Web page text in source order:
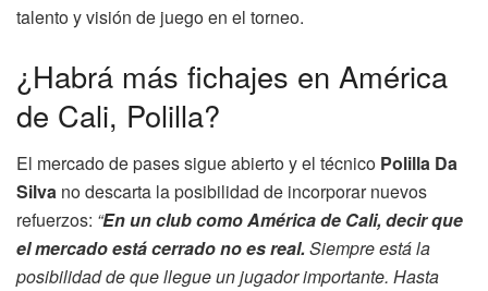
talento y visión de juego en el torneo.
¿Habrá más fichajes en América
de Cali, Polilla?
El mercado de pases sigue abierto y el técnico Polilla Da
Silva no descarta la posibilidad de incorporar nuevos
refuerzos: “En un club como América de Cali, decir que
el mercado está cerrado no es real. Siempre está la
posibilidad de que llegue un jugador importante. Hasta